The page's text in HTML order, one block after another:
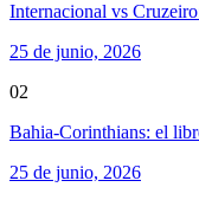
Internacional vs
25 de junio, 2026
02
Bahia-Corinthians: el
25 de junio, 2026